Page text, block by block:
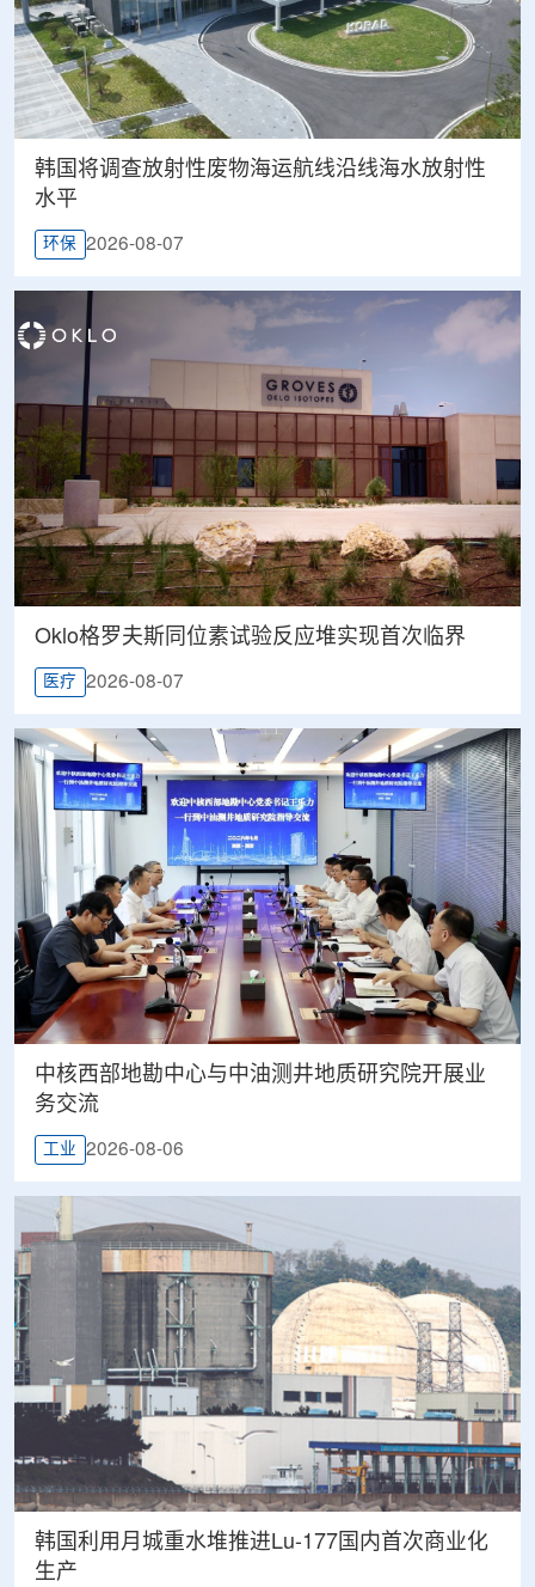
韩国将调查放射性废物海运航线沿线海水放射性
水平
环保 2026-08-07
Oklo格罗夫斯同位素试验反应堆实现首次临界
医疗 2026-08-07
中核西部地勘中心与中油测井地质研究院开展业
务交流
工业 2026-08-06
韩国利用月城重水堆推进Lu-177国内首次商业化
生产